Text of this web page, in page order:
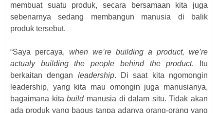
membuat suatu produk, secara bersamaan kita juga
sebenarnya sedang membangun manusia di balik
produk tersebut.
“Saya percaya, when we’re building a product, we’re
actualy building the people behind the product. Itu
berkaitan dengan leadership. Di saat kita ngomongin
leadership, yang kita mau omongin juga manusianya,
bagaimana kitabuildmanusia di dalam situ. Tidak akan
ada produk yang bagus tanpa adanya orang-orang yang